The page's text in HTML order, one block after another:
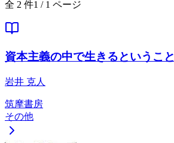
全 2 件1 / 1 ページ
資本主義の中で生きるということ
岩井 克人
筑摩書房
その他